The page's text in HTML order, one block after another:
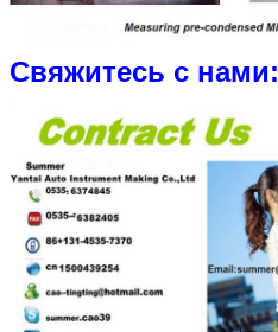
Свяжитесь с нами: